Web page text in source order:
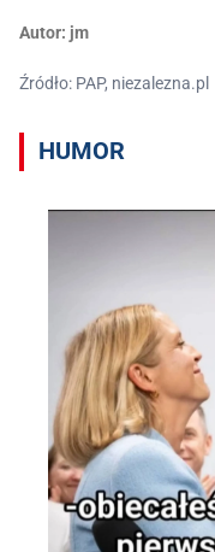
Autor: jm
Źródło: PAP, niezalezna.pl
HUMOR